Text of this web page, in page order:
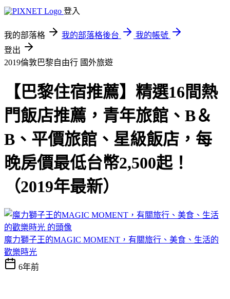
登入
我的部落格 我的部落格後台
我的帳號
登出
2019倫敦巴黎自由行 國外旅遊
【巴黎住宿推薦】精選16間熱
門飯店推薦，青年旅館、B＆
B、平價旅館、星級飯店，每
晚房價最低台幣2,500起！
（2019年最新）
魔力獅子王的MAGIC MOMENT，有關旅行、美食、生活的
歡樂時光
6年前